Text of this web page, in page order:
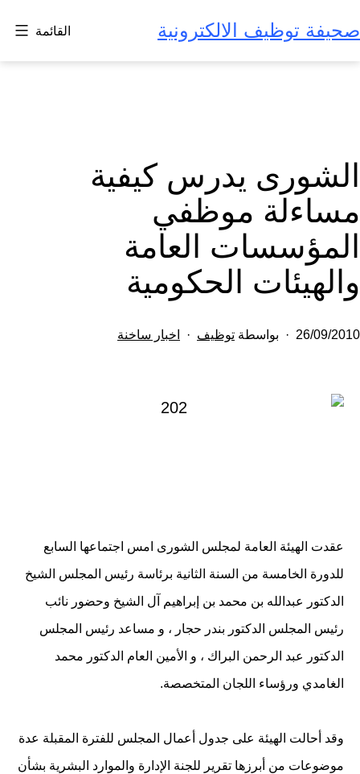
إلى
المحتوى
صحيفة توظيف الالكترونية القائمة
الشورى يدرس كيفية
مساءلة موظفي
المؤسسات العامة
والهيئات الحكومية
تم
26/09/2010 بواسطة توظيف
مصنف
اخبار ساخنة
عقدت الهيئة العامة لمجلس الشورى امس اجتماعها السابع
للدورة الخامسة من السنة الثانية برئاسة رئيس المجلس الشيخ
الدكتور عبدالله بن محمد بن إبراهيم آل الشيخ وحضور نائب
رئيس المجلس الدكتور بندر حجار ، و مساعد رئيس المجلس
الدكتور عبد الرحمن البراك ، و الأمين العام الدكتور محمد
الغامدي ورؤساء اللجان المتخصصة.
وقد أحالت الهيئة على جدول أعمال المجلس للفترة المقبلة عدة
موضوعات من أبرزها تقرير للجنة الإدارة والموارد البشرية بشأن